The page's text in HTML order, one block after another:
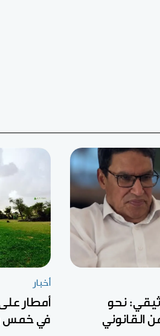
نحو
القانوني
أخبار
أمطار
في خمس